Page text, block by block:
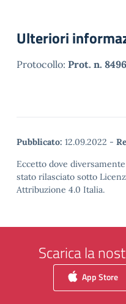
Ulteriori
Protocollo: Prot. n.
Pubblicato: 12.09.2022 -
Eccetto dove
stato rilasciato sotto
Attribuzione 4.0 Italia.
Scarica la
App Store